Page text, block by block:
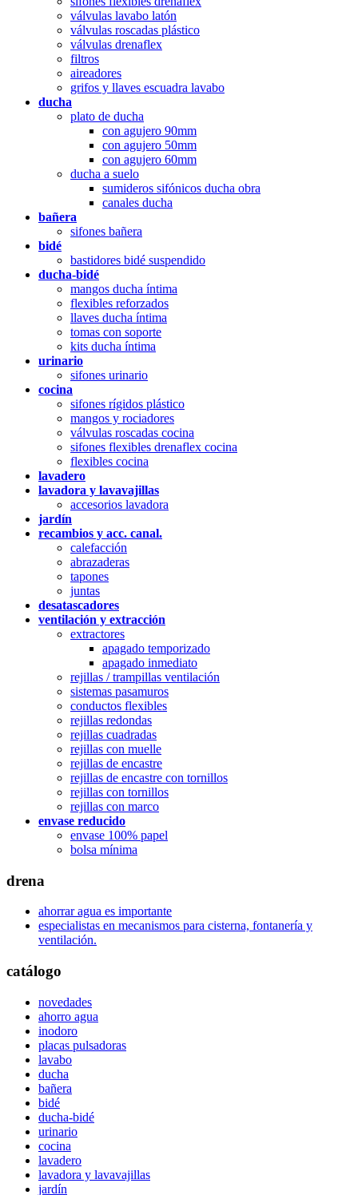
válvulas lavabo latón
válvulas roscadas plástico
válvulas drenaflex
filtros
aireadores
grifos y llaves escuadra lavabo
ducha
plato de ducha
con agujero 90mm
con agujero 50mm
con agujero 60mm
ducha a suelo
sumideros sifónicos ducha obra
canales ducha
bañera
sifones bañera
bidé
bastidores bidé suspendido
ducha-bidé
mangos ducha íntima
flexibles reforzados
llaves ducha íntima
tomas con soporte
kits ducha íntima
urinario
sifones urinario
cocina
sifones rígidos plástico
mangos y rociadores
válvulas roscadas cocina
sifones flexibles drenaflex cocina
flexibles cocina
lavadero
lavadora y lavavajillas
accesorios lavadora
jardín
recambios y acc. canal.
calefacción
abrazaderas
tapones
juntas
desatascadores
ventilación y extracción
extractores
apagado temporizado
apagado inmediato
rejillas / trampillas ventilación
sistemas pasamuros
conductos flexibles
rejillas redondas
rejillas cuadradas
rejillas con muelle
rejillas de encastre
rejillas de encastre con tornillos
rejillas con tornillos
rejillas con marco
envase reducido
envase 100% papel
bolsa mínima
drena
ahorrar agua es importante
especialistas en mecanismos para cisterna, fontanería y
ventilación.
catálogo
novedades
ahorro agua
inodoro
placas pulsadoras
lavabo
ducha
bañera
bidé
ducha-bidé
urinario
cocina
lavadero
lavadora y lavavajillas
jardín